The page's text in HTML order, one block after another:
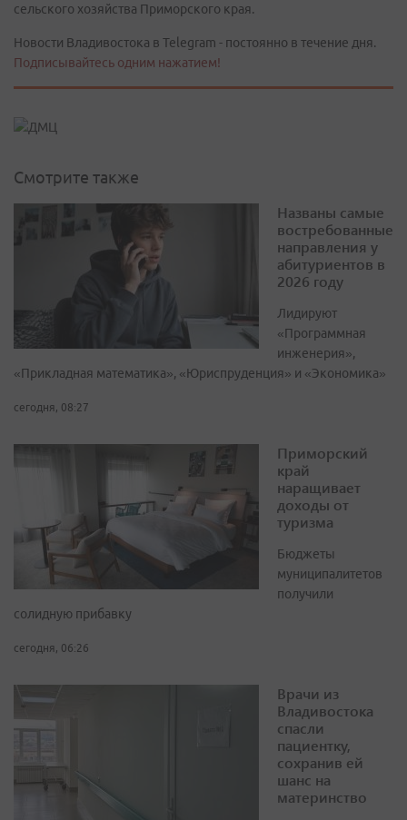
сельского хозяйства Приморского края.
Новости Владивостока в Telegram - постоянно в течение дня.
Подписывайтесь одним нажатием!
Смотрите также
Названы самые
востребованные
направления у
абитуриентов в
2026 году
Лидируют
«Программная
инженерия»,
«Прикладная математика», «Юриспруденция» и «Экономика»
сегодня, 08:27
Приморский
край
наращивает
доходы от
туризма
Бюджеты
муниципалитетов
получили
солидную прибавку
сегодня, 06:26
Врачи из
Владивостока
спасли
пациентку,
сохранив ей
шанс на
материнство